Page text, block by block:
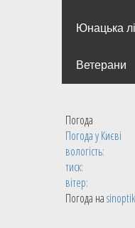
Юнацька
Ветерани
Погода
Погода уКиєві
вологість:
тиск:
вітер:
Погода на